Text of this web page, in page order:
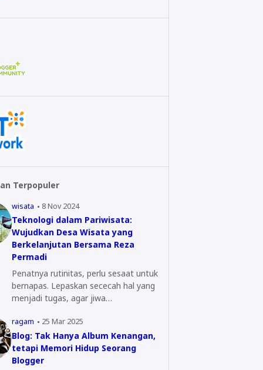
Terpopuler
wisata 8 Nov 2024
Teknologi dalam Pariwisata:
Wujudkan Desa Wisata yang
Berkelanjutan Bersama Reza
Permadi
Penatnya rutinitas, perlu sesaat untuk
bernapas. Lepaskan sececah hal yang
menjadi tugas, agar jiwa…
ragam 25 Mar 2025
Blog: Tak Hanya Album Kenangan,
tetapi Memori Hidup Seorang
Blogger